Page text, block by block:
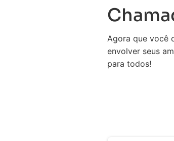
Agora que você
envolver seus
para todos!